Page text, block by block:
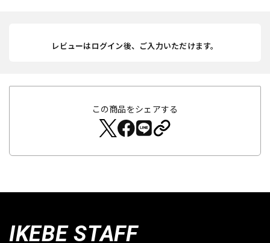
レビューはログイン後、ご入力いただけます。
この商品をシェアする
IKEBE STAFF